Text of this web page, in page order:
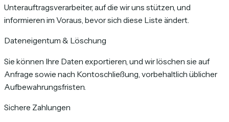
Unterauftragsverarbeiter, auf die wir uns stützen, und
informieren im Voraus, bevor sich diese Liste ändert.
Dateneigentum & Löschung
Sie können Ihre Daten exportieren, und wir löschen sie auf
Anfrage sowie nach Kontoschließung, vorbehaltlich üblicher
Aufbewahrungsfristen.
Sichere Zahlungen